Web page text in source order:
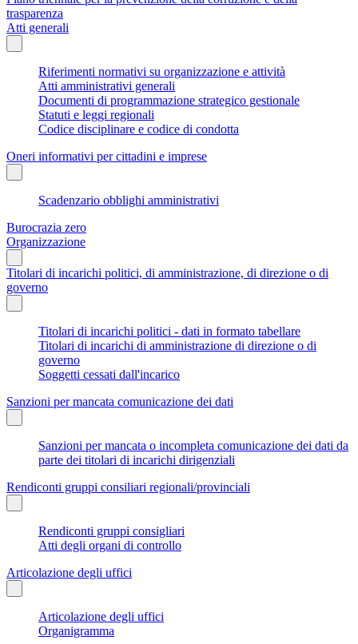
trasparenza
Atti generali
Riferimenti normativi su organizzazione e attività
Atti amministrativi generali
Documenti di programmazione strategico gestionale
Statuti e leggi regionali
Codice disciplinare e codice di condotta
Oneri informativi per cittadini e imprese
Scadenzario obblighi amministrativi
Burocrazia zero
Organizzazione
Titolari di incarichi politici, di amministrazione, di direzione o di
governo
Titolari di incarichi politici - dati in formato tabellare
Titolari di incarichi di amministrazione di direzione o di
governo
Soggetti cessati dall'incarico
Sanzioni per mancata comunicazione dei dati
Sanzioni per mancata o incompleta comunicazione dei dati da
parte dei titolari di incarichi dirigenziali
Rendiconti gruppi consiliari regionali/provinciali
Rendiconti gruppi consigliari
Atti degli organi di controllo
Articolazione degli uffici
Articolazione degli uffici
Organigramma